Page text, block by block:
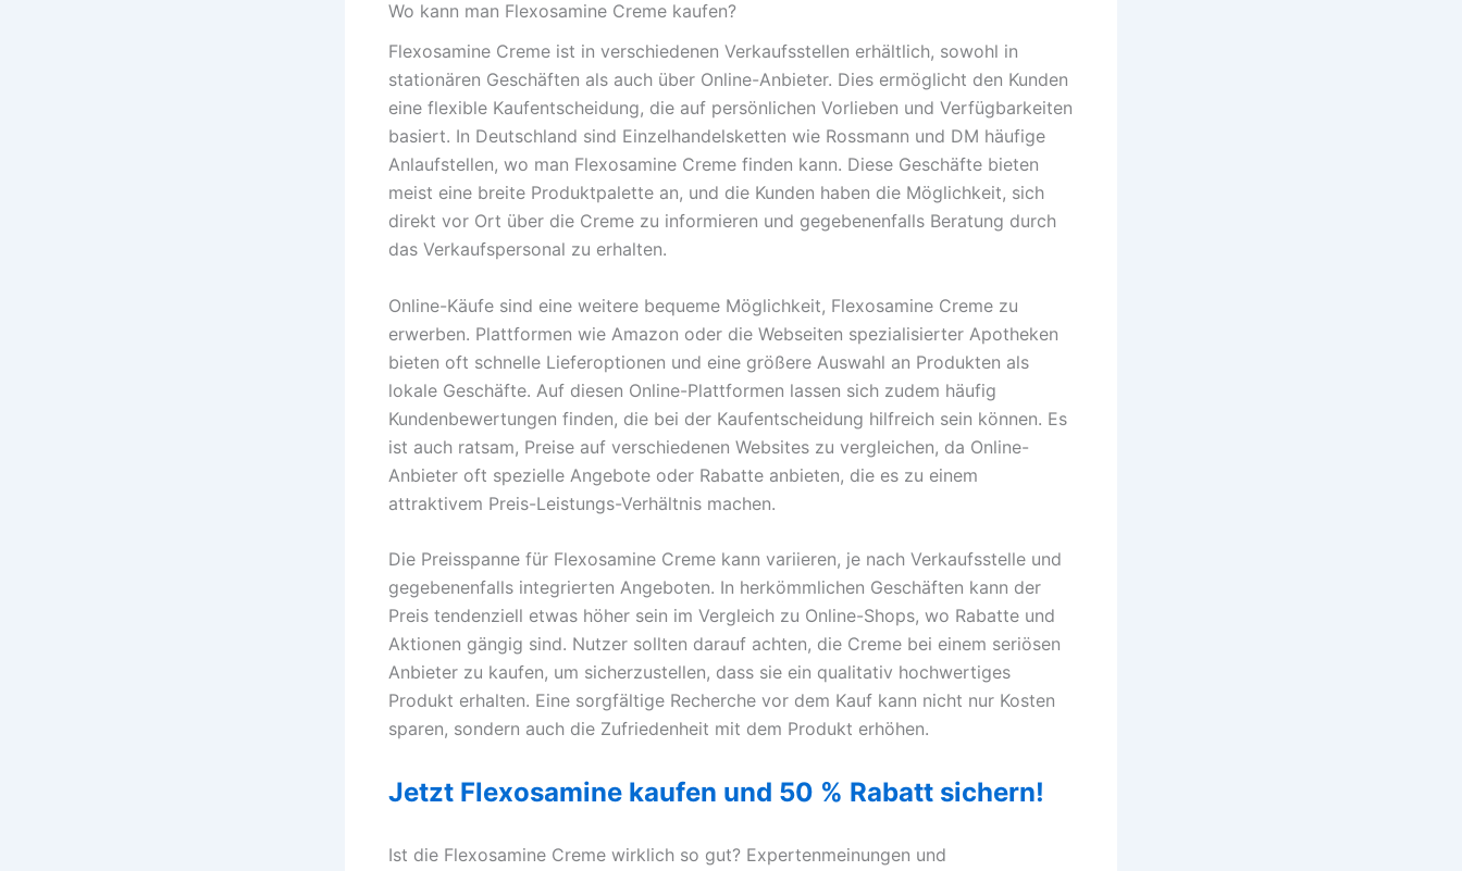
Wo kann man Flexosamine Creme kaufen?
Flexosamine Creme ist in verschiedenen Verkaufsstellen erhältlich, sowohl in
stationären Geschäften als auch über Online-Anbieter. Dies ermöglicht den Kunden
eine flexible Kaufentscheidung, die auf persönlichen Vorlieben und Verfügbarkeiten
basiert. In Deutschland sind Einzelhandelsketten wie Rossmann und DM häufige
Anlaufstellen, wo man Flexosamine Creme finden kann. Diese Geschäfte bieten
meist eine breite Produktpalette an, und die Kunden haben die Möglichkeit, sich
direkt vor Ort über die Creme zu informieren und gegebenenfalls Beratung durch
das Verkaufspersonal zu erhalten.
Online-Käufe sind eine weitere bequeme Möglichkeit, Flexosamine Creme zu
erwerben. Plattformen wie Amazon oder die Webseiten spezialisierter Apotheken
bieten oft schnelle Lieferoptionen und eine größere Auswahl an Produkten als
lokale Geschäfte. Auf diesen Online-Plattformen lassen sich zudem häufig
Kundenbewertungen finden, die bei der Kaufentscheidung hilfreich sein können. Es
ist auch ratsam, Preise auf verschiedenen Websites zu vergleichen, da Online-
Anbieter oft spezielle Angebote oder Rabatte anbieten, die es zu einem
attraktivem Preis-Leistungs-Verhältnis machen.
Die Preisspanne für Flexosamine Creme kann variieren, je nach Verkaufsstelle und
gegebenenfalls integrierten Angeboten. In herkömmlichen Geschäften kann der
Preis tendenziell etwas höher sein im Vergleich zu Online-Shops, wo Rabatte und
Aktionen gängig sind. Nutzer sollten darauf achten, die Creme bei einem seriösen
Anbieter zu kaufen, um sicherzustellen, dass sie ein qualitativ hochwertiges
Produkt erhalten. Eine sorgfältige Recherche vor dem Kauf kann nicht nur Kosten
sparen, sondern auch die Zufriedenheit mit dem Produkt erhöhen.
Jetzt Flexosamine kaufen und 50 % Rabatt sichern!
Ist die Flexosamine Creme wirklich so gut? Expertenmeinungen und